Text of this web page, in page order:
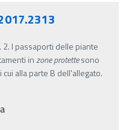
2. I passaporti delle piante
inzoneprotettesono
alla parte B dell'allegato.